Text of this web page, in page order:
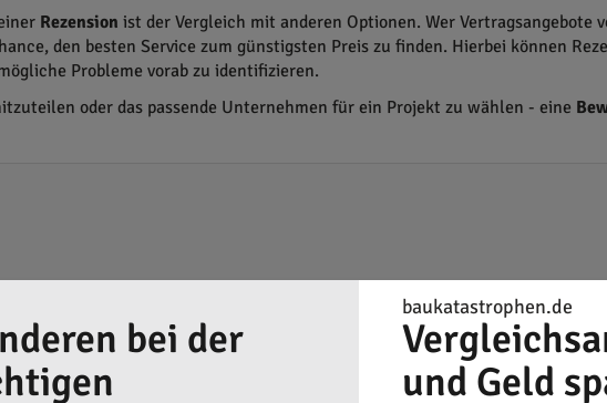
Rezension ist der Vergleich mit anderen Optionen. Wer
den besten Service zum günstigsten Preis zu finden. Hierbei können
Probleme vorab zu identifizieren.
oder das passende Unternehmen für ein Projekt zu wählen - eine
bei der
baukatastrophen.de
und Geld